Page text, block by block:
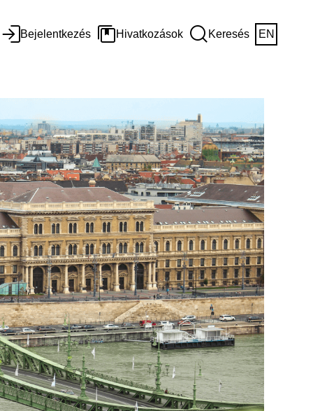
Bejelentkezés Hivatkozások Keresés EN